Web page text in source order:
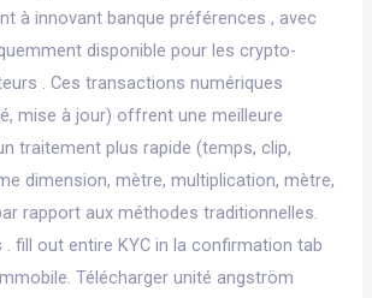
à innovant banque préférences , avec
disponible pour les crypto-
. Ces transactions numériques
mise à jour) offrent une meilleure
traitement plus rapide (temps, clip,
dimension, mètre, multiplication, mètre,
rapport aux méthodes traditionnelles.
fill out entire KYC in la confirmation tab
Télécharger unité angström